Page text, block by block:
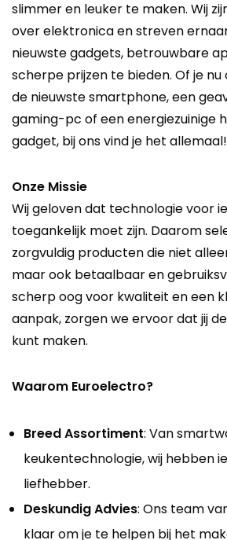
slimmer en leuker te maken. Wij
over elektronica en streven
nieuwste gadgets, betrouwbare
scherpe prijzen te bieden. Of je
de nieuwste smartphone, een
gaming-pc of een energiezuinige
gadget, bij ons vind je het allemaal!
Onze Missie
Wij geloven dat technologie voor
toegankelijk moet zijn. Daarom
zorgvuldig producten die niet
maar ook betaalbaar en
scherp oog voor kwaliteit en een
aanpak, zorgen we ervoor dat jij
kunt maken.
Waarom Euroelectro?
Breed Assortiment: Van
keukentechnologie, wij hebben
liefhebber.
Deskundig Advies: Ons team
klaar om je te helpen bij het